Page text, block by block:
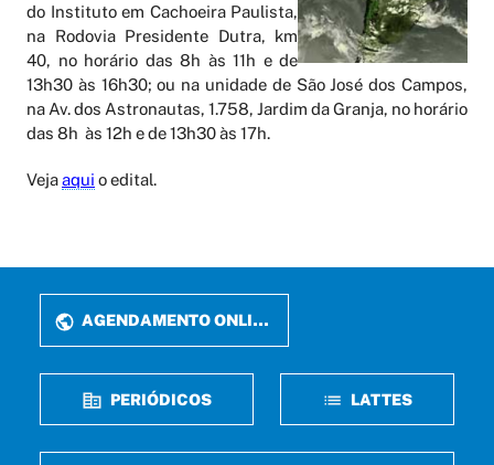
do Instituto em Cachoeira Paulista,
na Rodovia Presidente Dutra, km
40, no horário das 8h às 11h e de
13h30 às 16h30; ou na unidade de São José dos Campos,
na Av. dos Astronautas, 1.758, Jardim da Granja, no horário
das 8h às 12h e de 13h30 às 17h.
Vejaaqui o edital.
AGENDAMENTO ONLINE
PERIÓDICOS LATTES